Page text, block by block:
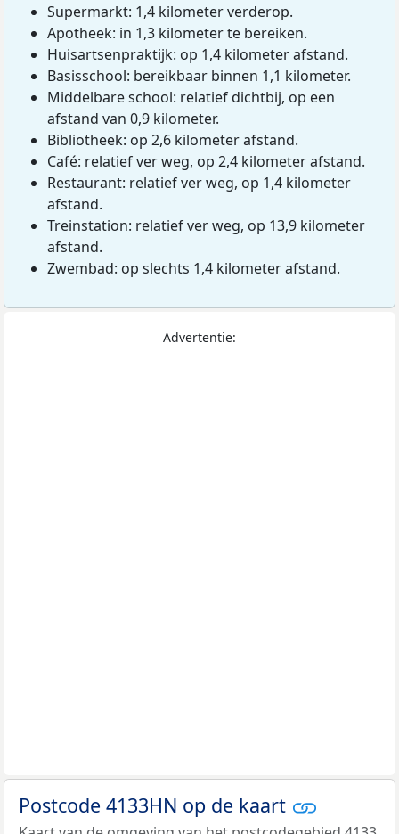
Supermarkt: 1,4 kilometer verderop.
Apotheek: in 1,3 kilometer te bereiken.
Huisartsenpraktijk: op 1,4 kilometer afstand.
Basisschool: bereikbaar binnen 1,1 kilometer.
Middelbare school: relatief dichtbij, op een
afstand van 0,9 kilometer.
Bibliotheek: op 2,6 kilometer afstand.
Café: relatief ver weg, op 2,4 kilometer afstand.
Restaurant: relatief ver weg, op 1,4 kilometer
afstand.
Treinstation: relatief ver weg, op 13,9 kilometer
afstand.
Zwembad: op slechts 1,4 kilometer afstand.
Advertentie:
Postcode 4133HN op de kaart